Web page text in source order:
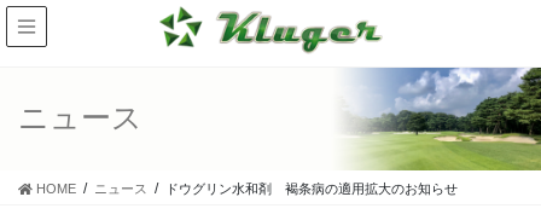
ニュース
HOME ニュース ドウグリン水和剤 褐条病の適用拡大のお知らせ